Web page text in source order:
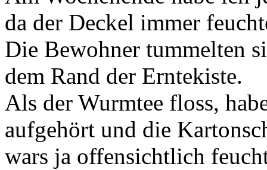
da der Deckel immer
Die Bewohner tummelten
dem Rand der Erntekiste.
Als der Wurmtee floss,
aufgehört und die
wars ja offensichtlich